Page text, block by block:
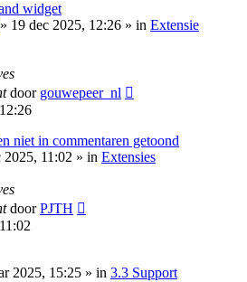
widget
» 19 dec 2025, 12:26 » in Extensie
door gouwepeer_nl
niet in commentaren getoond
2025, 11:02 » in Extensies
doorPJTH
2025, 15:25 » in 3.3 Support